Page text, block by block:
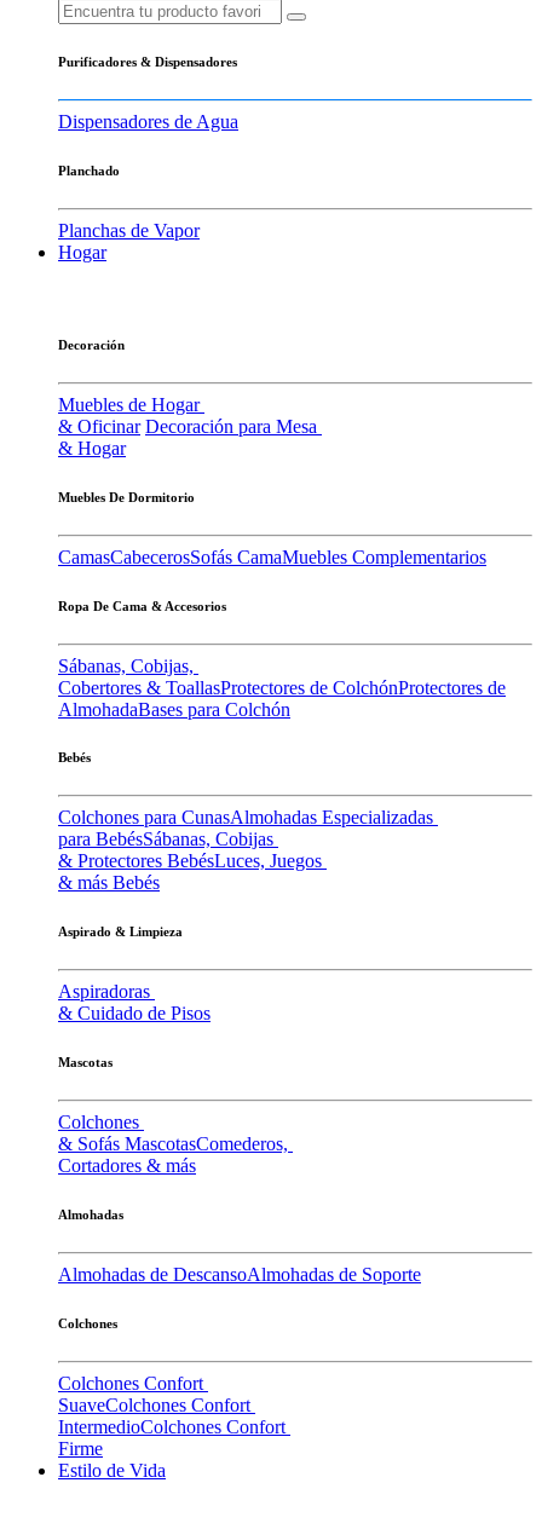
Purificadores & Dispensadores
Dispensadores de Agua
Planchado
Planchas de Vapor
Hogar
Decoración
Muebles de Hogar
& Oficinar Decoración para Mesa
& Hogar
Muebles De Dormitorio
CamasCabecerosSofás CamaMuebles Complementarios
Ropa De Cama & Accesorios
Sábanas, Cobijas,
Cobertores & ToallasProtectores de ColchónProtectores de
AlmohadaBases para Colchón
Bebés
Colchones para CunasAlmohadas Especializadas
para BebésSábanas, Cobijas
& Protectores BebésLuces, Juegos
& más Bebés
Aspirado & Limpieza
Aspiradoras
& Cuidado de Pisos
Mascotas
Colchones
& Sofás MascotasComederos,
Cortadores & más
Almohadas
Almohadas de DescansoAlmohadas de Soporte
Colchones
Colchones Confort
SuaveColchones Confort
IntermedioColchones Confort
Firme
Estilo de Vida